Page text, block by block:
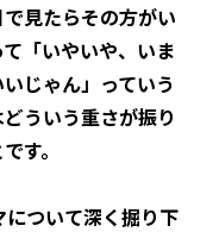
見たらその方がい
「いやいや、いま
じゃん」っていう
ういう重さが振り
す。
ついて深く掘り下